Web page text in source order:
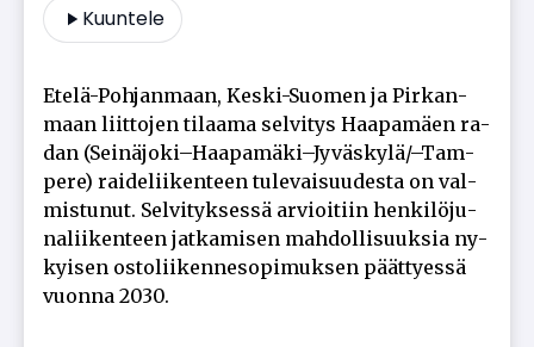
Kuuntele
Ete­lä-Poh­jan­maan, Kes­ki-Suo­men ja Pir­kan­
maan liit­to­jen ti­laa­ma sel­vi­tys Haa­pa­mä­en ra­
dan (Sei­nä­jo­ki–Haa­pa­mä­ki–Jy­väs­ky­lä/–Tam­
pe­re) rai­de­lii­ken­teen tu­le­vai­suu­des­ta on val­
mis­tu­nut. Sel­vi­tyk­ses­sä ar­vi­oi­tiin hen­ki­lö­ju­
na­lii­ken­teen jat­ka­mi­sen mah­dol­li­suuk­sia ny­
kyi­sen os­to­lii­ken­ne­so­pi­muk­sen päät­ty­es­sä
vuon­na 2030.